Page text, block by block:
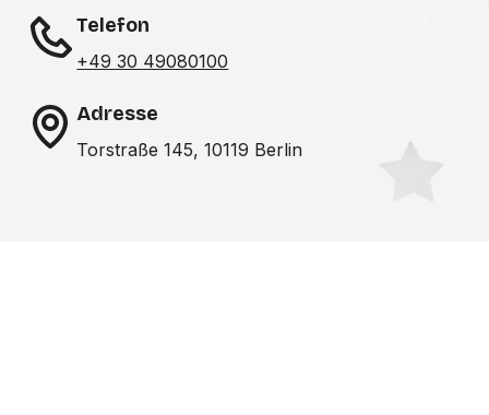
Telefon
+49 30 49080100
Adresse
Torstraße 145, 10119 Berlin